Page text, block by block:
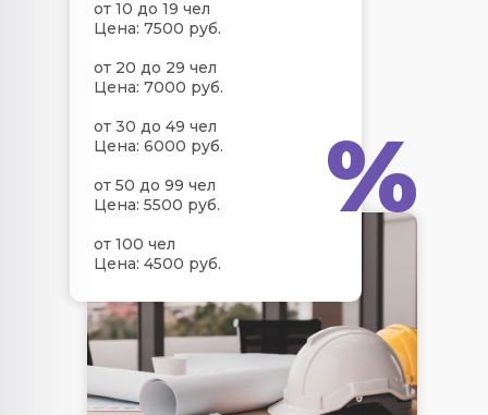
от 10 до 19 чел
Цена: 7500 руб.
от 20 до 29 чел
Цена: 7000 руб.
от 30 до 49 чел
Цена: 6000 руб.
от 50 до 99 чел
Цена: 5500 руб.
от 100 чел
Цена: 4500 руб.
%